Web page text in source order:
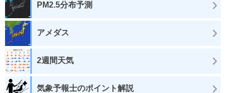
PM2.5分布予測
アメダス
2週間天気
気象予報士のポイント解説